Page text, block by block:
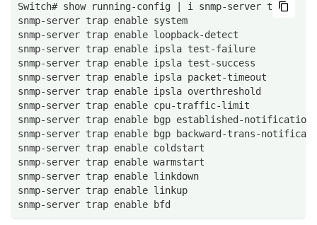
Switch# show running-config | i snmp-server trap
snmp-server trap enable system
snmp-server trap enable loopback-detect
snmp-server trap enable ipsla test-failure
snmp-server trap enable ipsla test-success
snmp-server trap enable ipsla packet-timeout
snmp-server trap enable ipsla overthreshold
snmp-server trap enable cpu-traffic-limit
snmp-server trap enable bgp established-notification
snmp-server trap enable bgp backward-trans-
snmp-server trap enable coldstart
snmp-server trap enable warmstart
snmp-server trap enable linkdown
snmp-server trap enable linkup
snmp-server trap enable bfd